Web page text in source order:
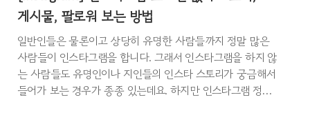
게시물, 팔로워 보는 방법
일반인들은 물론이고 상당히 유명한 사람들까지 정말 많은
사람들이 인스타그램을 합니다. 그래서 인스타그램을 하지 않
는 사람들도 유명인이나 지인들의 인스타 스토리가 궁금해서
들어가 보는 경우가 종종 있는데요. 하지만 인스타그램 정책